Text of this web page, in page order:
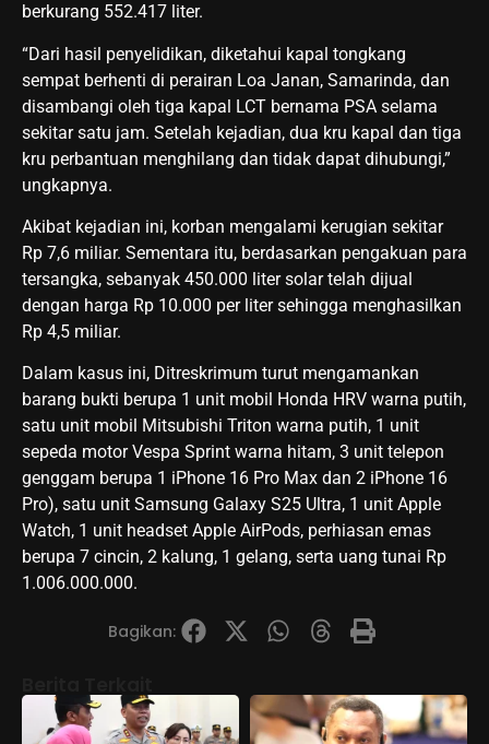
berkurang 552.417 liter.
“Dari hasil penyelidikan, diketahui kapal tongkang
sempat berhenti di perairan Loa Janan, Samarinda, dan
disambangi oleh tiga kapal LCT bernama PSA selama
sekitar satu jam. Setelah kejadian, dua kru kapal dan tiga
kru perbantuan menghilang dan tidak dapat dihubungi,”
ungkapnya.
Akibat kejadian ini, korban mengalami kerugian sekitar
Rp 7,6 miliar. Sementara itu, berdasarkan pengakuan para
tersangka, sebanyak 450.000 liter solar telah dijual
dengan harga Rp 10.000 per liter sehingga menghasilkan
Rp 4,5 miliar.
Dalam kasus ini, Ditreskrimum turut mengamankan
barang bukti berupa 1 unit mobil Honda HRV warna putih,
satu unit mobil Mitsubishi Triton warna putih, 1 unit
sepeda motor Vespa Sprint warna hitam, 3 unit telepon
genggam berupa 1 iPhone 16 Pro Max dan 2 iPhone 16
Pro), satu unit Samsung Galaxy S25 Ultra, 1 unit Apple
Watch, 1 unit headset Apple AirPods, perhiasan emas
berupa 7 cincin, 2 kalung, 1 gelang, serta uang tunai Rp
1.006.000.000.
Bagikan: